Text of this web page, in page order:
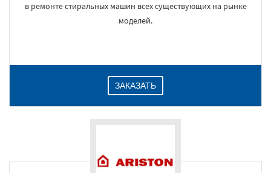
в ремонте стиральных машин всех существующих на рынке
моделей.
ЗАКАЗАТЬ